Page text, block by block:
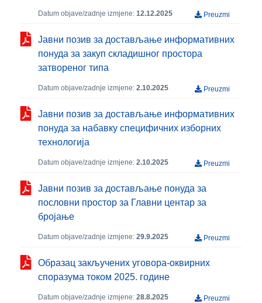
Datum objave/zadnje izmjene: 12.12.2025 Preuzmi
Јавни позив за достављање информативних
понуда за закуп складишног простора
затвореног типа
Datum objave/zadnje izmjene: 2.10.2025 Preuzmi
Јавни позив за достављање информативних
понуда за набавку специфичних изборних
технологија
Datum objave/zadnje izmjene: 2.10.2025 Preuzmi
Јавни позив за достављање понуда за
пословни простор за Главни центар за
бројање
Datum objave/zadnje izmjene: 29.9.2025 Preuzmi
Образац закључених уговора-оквирних
споразума током 2025. године
Datum objave/zadnje izmjene: 28.8.2025 Preuzmi